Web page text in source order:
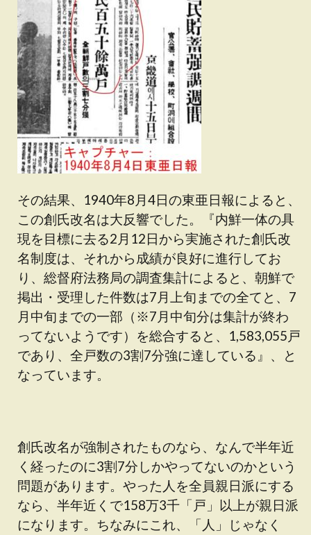
その結果、1940年8月4日の東亜日報によると、
この創氏改名は大反響でした。『内鮮一体の具
現を目標に去る2月12日から実施された創氏改
名制度は、それから成績が良好に進行してお
り、総督府法務局の調査集計によると、朝鮮で
掲出・受理した件数は7月上旬までの全てと、7
月中旬までの一部（※7月中旬分は集計が終わ
ってないようです）を総合すると、1,583,055戸
であり、全戸数の3割7分強に達している』、と
なっています。
創氏改名が強制されたものなら、なんで半年近
く経ったのに3割7分しかやってないのかという
問題があります。やった人を全員親日派にする
なら、半年近くで158万3千「戸」以上が親日派
になります。ちなみにこれ、「人」じゃなく